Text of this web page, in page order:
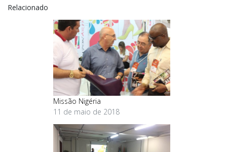
Relacionado
Missão Nigéria
11 de maio de 2018